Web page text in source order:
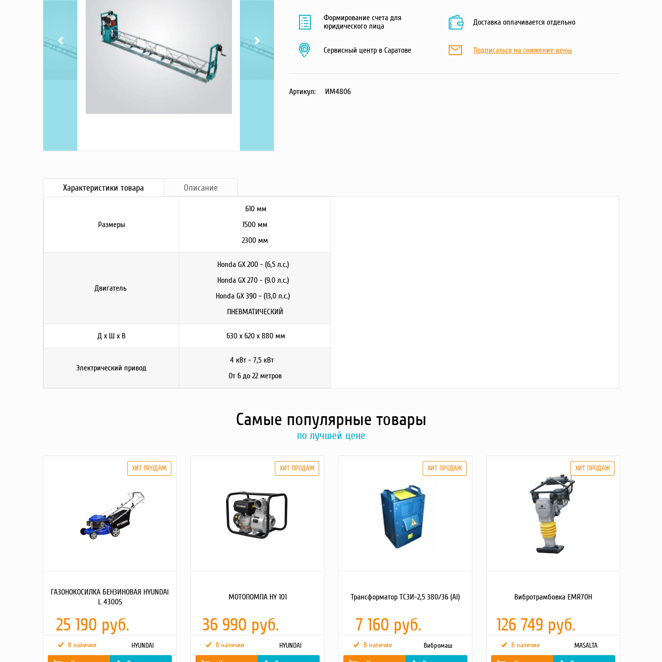
Формирование счета для
юридического лица
Доставка оплачивается отдельно
Сервисный центр в Саратове Подписаться на снижение цены
Артикул: ИМ4806
Характеристики товара Описание
Размеры
610 мм
1500 мм
2300 мм
Двигатель
Honda GX 200 - (6,5 л.с.)
Honda GX 270 - (9.0 л.с.)
Honda GX 390 - (13,0 л.с.)
ПНЕВМАТИЧЕСКИЙ
Д x Ш x В 630 x 620 x 880 мм
Электрический привод
4 кВт - 7,5 кВт
От 6 до 22 метров
Самые популярные товары
по лучшей цене
ГАЗОНОКОСИЛКА БЕНЗИНОВАЯ HYUNDAI
L 4300S
25 190 руб.
В наличии HYUNDAI
МОТОПОМПА HY 101
36 990 руб.
В наличии HYUNDAI
Трансформатор ТСЗИ-2,5 380/36 (Al)
7 160 руб.
В наличии Вибромаш
Вибротрамбовка EMR70H
126 749 руб.
В наличии MASALTA
Грузоподъемное оборудование
Силовая техника
Складское оснащение
Сварочное оборудование
Синхронные генераторы